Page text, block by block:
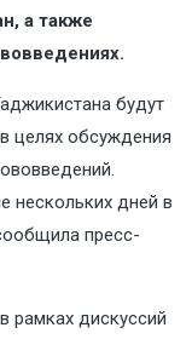
а также
будут
целях обсуждения
нескольких дней в
пресс-
рамках дискуссий